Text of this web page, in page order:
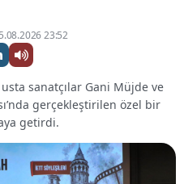
23:52
sanatçılar Gani Müjde ve
gerçekleştirilen özel bir
getirdi.